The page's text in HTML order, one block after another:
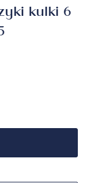
kulki 6